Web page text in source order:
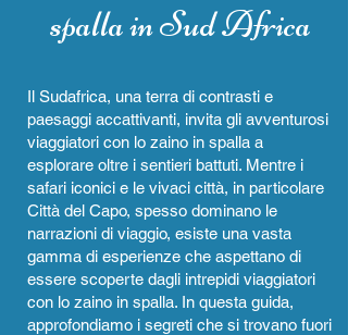
spalla in Sud Africa
Il Sudafrica, una terra di contrasti e
paesaggi accattivanti, invita gli avventurosi
viaggiatori con lo zaino in spalla a
esplorare oltre i sentieri battuti. Mentre i
safari iconici e le vivaci città, in particolare
Città del Capo, spesso dominano le
narrazioni di viaggio, esiste una vasta
gamma di esperienze che aspettano di
essere scoperte dagli intrepidi viaggiatori
con lo zaino in spalla. In questa guida,
approfondiamo i segreti che si trovano fuori